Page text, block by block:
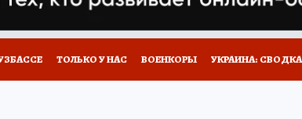
ТОЛЬКО У НАС ВОЕНКОРЫ УКРАИНА: СВОДКА